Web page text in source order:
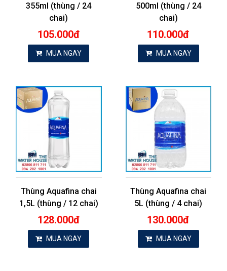
355ml (thùng / 24
chai)
105.000đ
MUA NGAY
500ml (thùng / 24
chai)
110.000đ
MUA NGAY
Thùng Aquafina chai
1,5L (thùng / 12 chai)
128.000đ
MUA NGAY
Thùng Aquafina chai
5L (thùng / 4 chai)
130.000đ
MUA NGAY